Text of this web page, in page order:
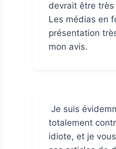
devrait être
Les médias en
présentation
mon avis.
Je suis
totalement
idiote, et je